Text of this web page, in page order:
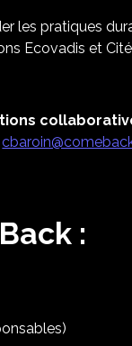
les pratiques
Ecovadis et
: